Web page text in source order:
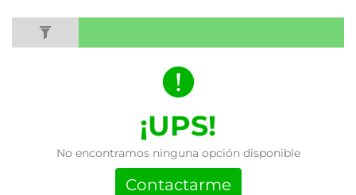
¡UPS!
No encontramos ninguna opción disponible
Contactarme